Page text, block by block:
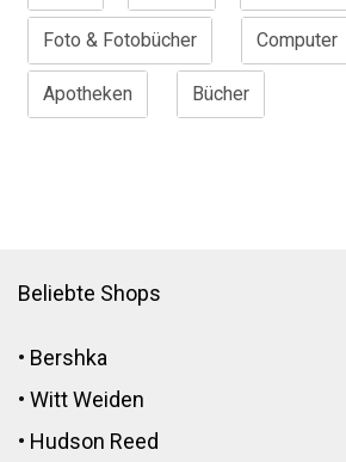
Foto & Fotobücher Computer
Apotheken Bücher
Beliebte Shops
• Bershka
• Witt Weiden
• Hudson Reed